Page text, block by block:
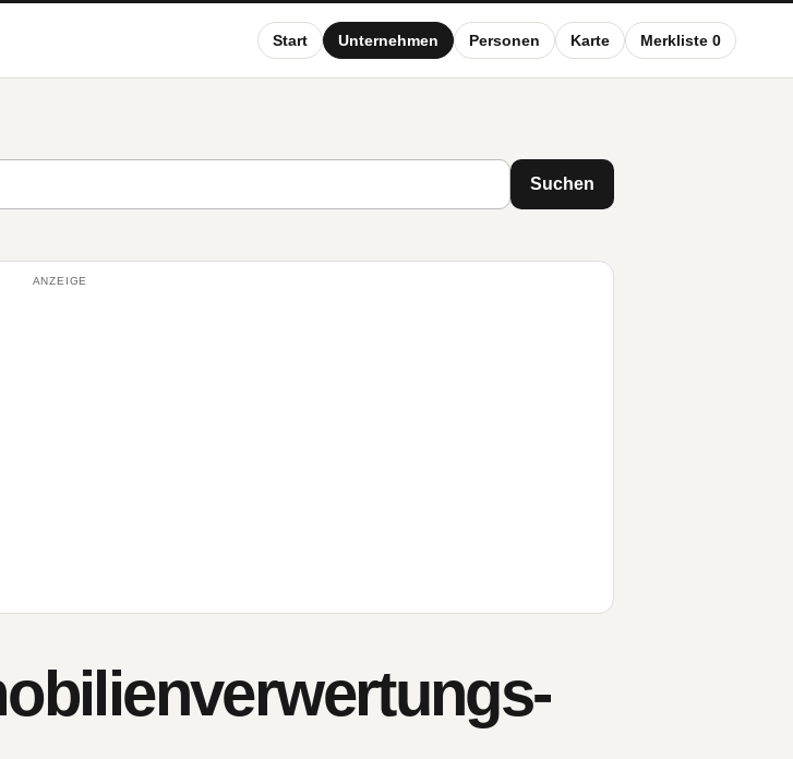
Start Unternehmen Personen Karte Merkliste 0
Suchen
ANZEIGE